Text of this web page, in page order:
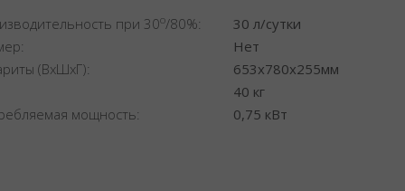
при 30o/80%:
30 л/сутки
Нет
(ВхШхГ):
653x780x255мм
40 кг
мощность:
0,75 кВт